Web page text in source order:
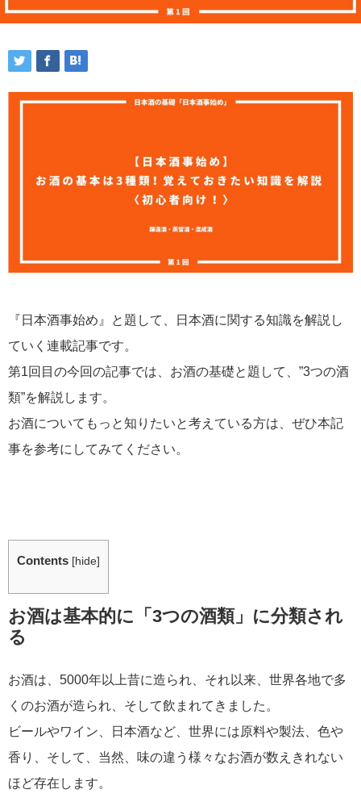
『日本酒事始め』と題して、日本酒に関する知識を解説し
ていく連載記事です。
第1回目の今回の記事では、お酒の基礎と題して、”3つの酒
類”を解説します。
お酒についてもっと知りたいと考えている方は、ぜひ本記
事を参考にしてみてください。
Contents [hide]
お酒は基本的に「3つの酒類」に分類され
る
お酒は、5000年以上昔に造られ、それ以来、世界各地で多
くのお酒が造られ、そして飲まれてきました。
ビールやワイン、日本酒など、世界には原料や製法、色や
香り、そして、当然、味の違う様々なお酒が数えきれない
ほど存在します。